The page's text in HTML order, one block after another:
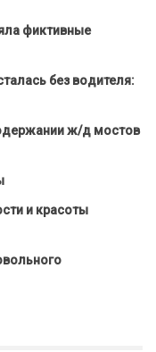
фиктивные
без водителя:
ж/д мостов
и красоты